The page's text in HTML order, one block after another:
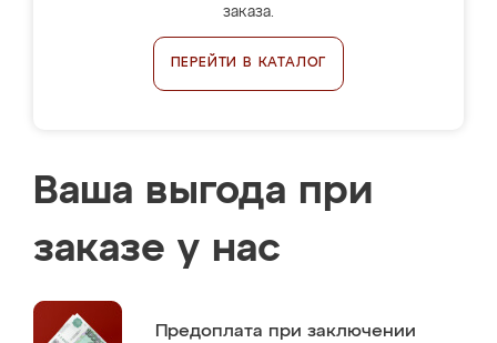
заказа.
ПЕРЕЙТИ В КАТАЛОГ
Ваша выгода при
заказе у нас
Предоплата при заключении